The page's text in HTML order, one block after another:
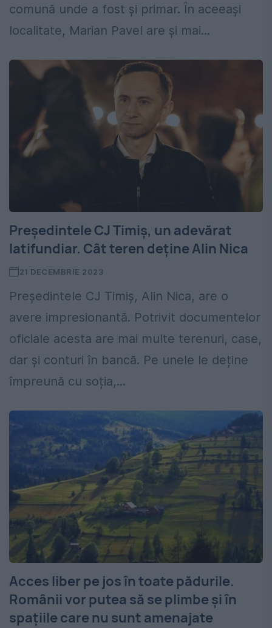
comună unde a fost și primar. În aceeași
localitate, Marian Pavel are și mai...
Președintele CJ Timiș, un adevărat
latifundiar. Cât teren deține Alin Nica
21 DECEMBRIE 2023
Președintele CJ Timiș, Alin Nica, are o
avere impresionantă. Potrivit documentelor
oficiale acesta are mai multe terenuri, case,
dar și conturi în bancă. Pe unele le deține
împreună cu soția,...
Acces liber pe jos în toate pădurile.
Românii vor putea să se plimbe și în
spațiile care nu sunt amenajate